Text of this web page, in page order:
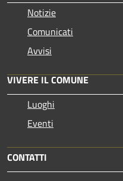
Notizie
Comunicati
Avvisi
VIVERE IL COMUNE
Luoghi
Eventi
CONTATTI